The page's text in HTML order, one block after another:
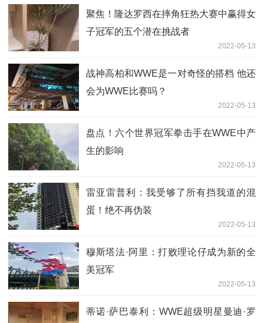
聚焦！隆达罗西在摔角狂热大赛中赢得女
子冠军的五个潜在挑战者
2022-05-13
战神高柏和WWE是一对奇怪的搭档 他还
会为WWE比赛吗？
2022-05-13
盘点！六个世界冠军拳击手在WWE中产
生的影响
2022-05-13
雷亚雷普利：我受够了所有挡我道的混
蛋！绝不再伪装
2022-05-13
穆斯塔法·阿里：打败理论仔成为新的全
美冠军
2022-05-13
蒂诺·萨巴泰利：WWE超级明星曼迪·罗